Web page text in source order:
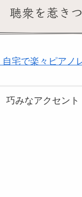
聴衆を惹き
宅で楽々ピアノ
みなアクセント